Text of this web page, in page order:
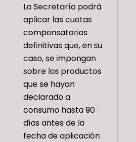
La Secretaría podrá
aplicar las cuotas
compensatorias
definitivas que, en su
caso, se impongan
sobre los productos
que se hayan
declarado a
consumo hasta 90
días antes de la
fecha de aplicación